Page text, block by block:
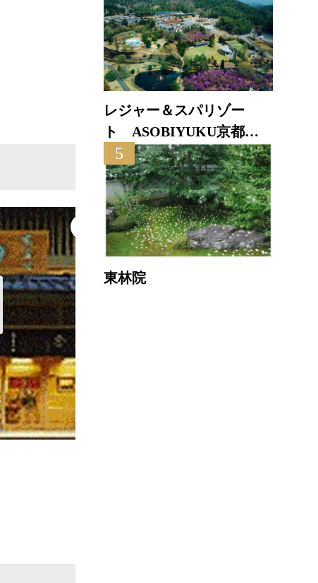
下鴨茶寮
レジャー＆スパリゾー
ト ASOBIYUKU京都る
り渓温泉
5
東林院